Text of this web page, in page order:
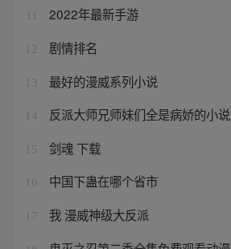
2022年最新手游
12 剧情排名
13 最好的漫威系列小说
14 反派大师兄师妹们全是病娇的小说
15 剑魂 下载
16 中国下蛊在哪个省市
17 我 漫威神级大反派